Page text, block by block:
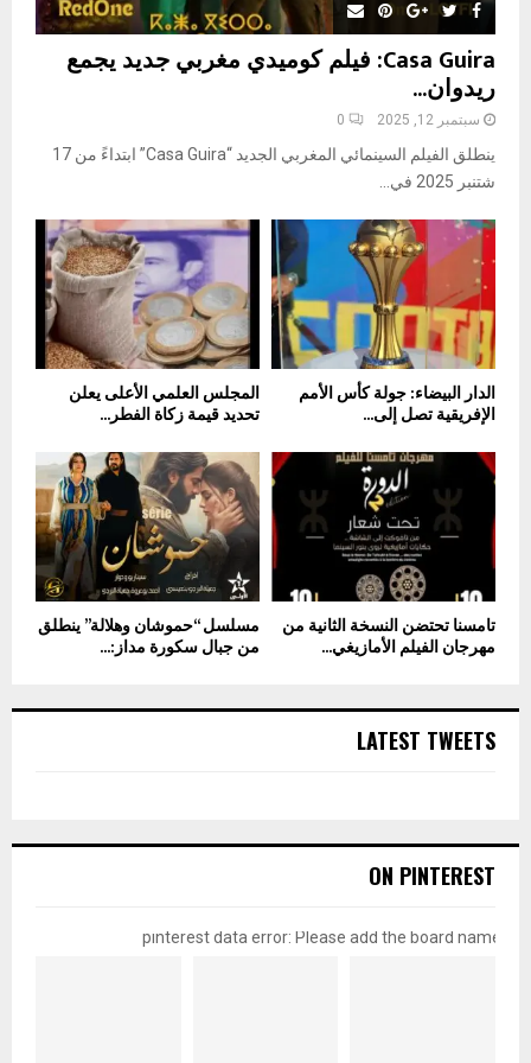
Casa Guira: فيلم كوميدي مغربي جديد يجمع
ريدوان...
سبتمبر 12, 2025 0
ينطلق الفيلم السينمائي المغربي الجديد “Casa Guira” ابتداءً من 17
شتنبر 2025 في...
المجلس العلمي الأعلى يعلن
تحديد قيمة زكاة الفطر...
الدار البيضاء: جولة كأس الأمم
الإفريقية تصل إلى...
مسلسل “حموشان وهلالة” ينطلق
من جبال سكورة مداز:...
تامسنا تحتضن النسخة الثانية من
مهرجان الفيلم الأمازيغي...
LATEST TWEETS
ON PINTEREST
pinterest data error: Please add the board name